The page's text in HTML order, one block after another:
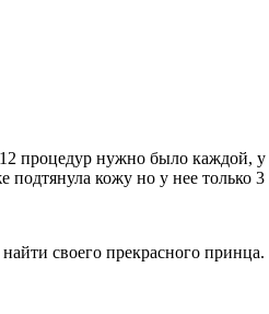
процедур нужно было каждой,
подтянула кожу но у нее только
своего прекрасного